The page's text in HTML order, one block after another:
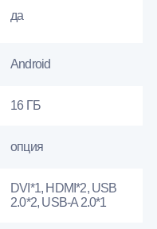
да
Android
16 ГБ
опция
DVI*1, HDMI*2, USB
2.0*2, USB-A 2.0*1